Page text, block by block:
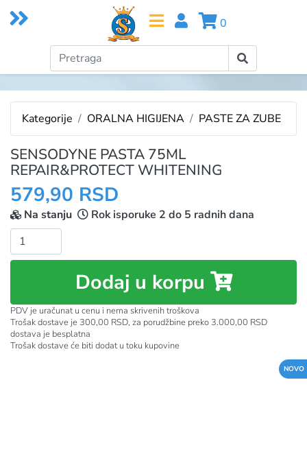
0
Kategorije ORALNA HIGIJENA PASTE ZA ZUBE
SENSODYNE PASTA 75ML
REPAIR&PROTECT WHITENING
579,90 RSD
Na stanju
Rok isporuke 2 do 5 radnih dana
Dodaj u korpu
PDV je uračunat u cenu i nema skrivenih troškova
Trošak dostave je 300,00 RSD, za porudžbine preko 3.000,00 RSD
dostava je besplatna
Trošak dostave će biti dodat u toku kupovine
NOVO